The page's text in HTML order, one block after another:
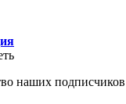
наших